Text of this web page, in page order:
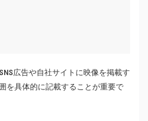
広告や自社サイトに映像を掲載す
を具体的に記載することが重要で